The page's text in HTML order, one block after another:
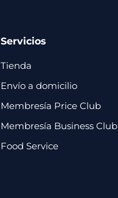
Servicios
Tienda
Envío a domicilio
Membresía Price Club
Membresía Business Club
Food Service